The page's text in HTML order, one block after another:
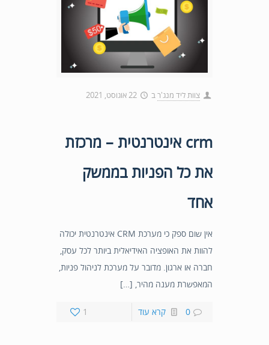
צוות ליד מנג'רב 22 אוגוסט, 2021
crm אינטרנטית – מרכזת
את כל הפניות בממשק
אחד
אין שום ספק כי מערכת CRM אינטרנטית יכולה
להוות את האופציה האידיאלית ביותר לכל עסק,
חברה או ארגון. מדובר על מערכת לניהול פניות,
המאפשרת מענה מהיר, […]
1 0 קרא עוד